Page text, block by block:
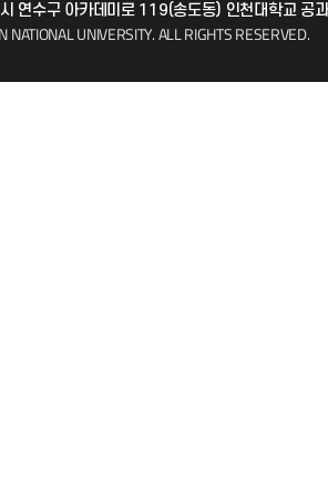
자주 묻는 질문(FAQ)
연수구 아카데미로 119(송도동) 인천대학교 공
UNIVERSITY.ALL RIGHTS RESERVED.